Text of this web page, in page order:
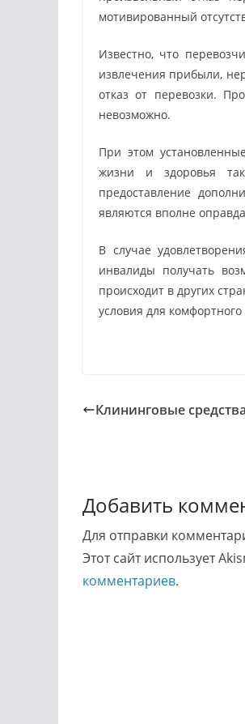
мотивированный
Известно, что
извлечения прибыли,
отказ от перевозки.
невозможно.
При этом
жизни и здоровья
предоставление
являются вполне
В случае
инвалиды получать
происходит в других
условия для
Клининговые
Добавить
Для отправки
Этот сайт использует
комментариев.